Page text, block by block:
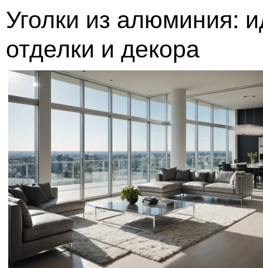
Уголки из алюминия:
отделки и декора